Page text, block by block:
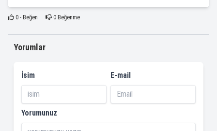
0- Beğen 0Beğenme
Yorumlar
İsim E-mail
Yorumunuz